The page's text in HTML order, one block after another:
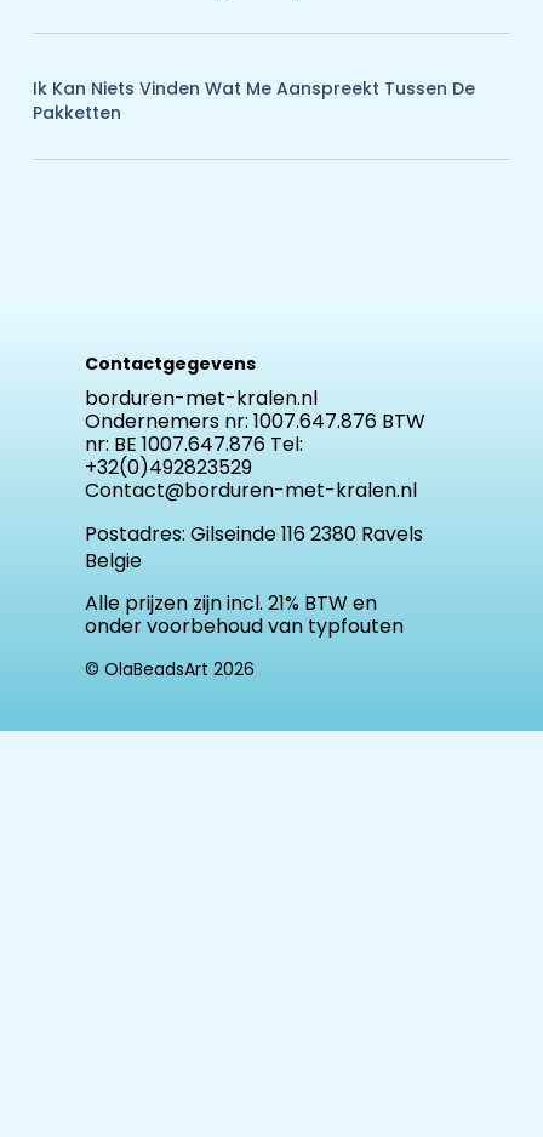
Ik Kan Niets Vinden Wat Me Aanspreekt Tussen De
Pakketten
Contactgegevens
borduren-met-kralen.nl
Ondernemers nr: 1007.647.876 BTW
nr: BE 1007.647.876 Tel:
+32(0)492823529
Contact@borduren-met-kralen.nl
Postadres: Gilseinde 116 2380 Ravels
Belgie
Alle prijzen zijn incl. 21% BTW en
onder voorbehoud van typfouten
© OlaBeadsArt 2026